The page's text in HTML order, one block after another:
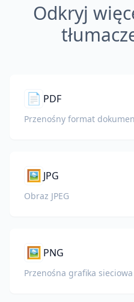
Odkryj
📄 PDF
Przenośny format
🖼️ JPG
Obraz JPEG
🖼️ PNG
Przenośna grafika sieciowa